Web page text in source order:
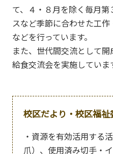
て、４・８月を除く毎月
スなど季節に合わせた工
などを行っています。
また、世代間交流として
給食交流会を実施していま
校区だより・校区福
・資源を有効活用する
爪）、使用済み切手・